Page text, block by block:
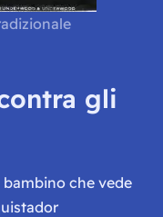
gli
che vede